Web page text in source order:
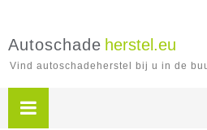
Autoschade herstel.eu
Vind autoschadeherstel bij u in de